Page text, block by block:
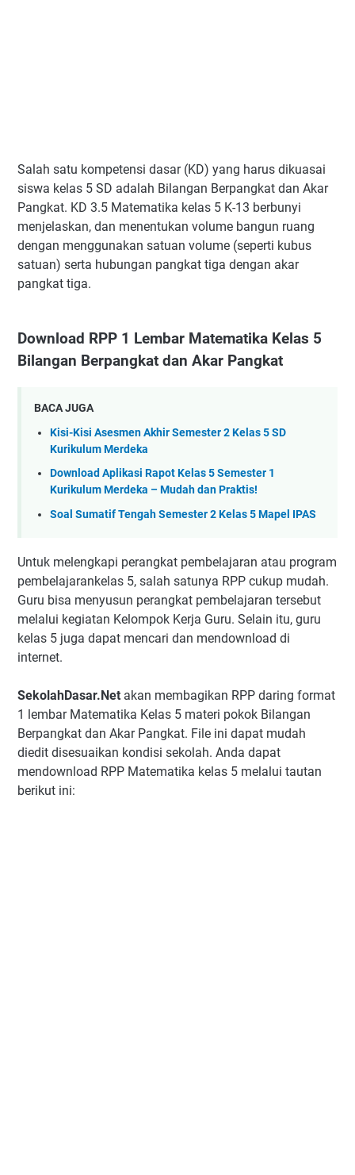
Salah satu kompetensi dasar (KD) yang harus dikuasai
siswa kelas 5 SD adalah Bilangan Berpangkat dan Akar
Pangkat. KD 3.5 Matematika kelas 5 K-13 berbunyi
menjelaskan, dan menentukan volume bangun ruang
dengan menggunakan satuan volume (seperti kubus
satuan) serta hubungan pangkat tiga dengan akar
pangkat tiga.
Download RPP 1 Lembar Matematika Kelas 5
Bilangan Berpangkat dan Akar Pangkat
BACA JUGA
Kisi-Kisi Asesmen Akhir Semester 2 Kelas 5 SD
Kurikulum Merdeka
Download Aplikasi Rapot Kelas 5 Semester 1
Kurikulum Merdeka – Mudah dan Praktis!
Soal Sumatif Tengah Semester 2 Kelas 5 Mapel IPAS
Untuk melengkapi perangkat pembelajaran atau program
pembelajarankelas 5, salah satunya RPP cukup mudah.
Guru bisa menyusun perangkat pembelajaran tersebut
melalui kegiatan Kelompok Kerja Guru. Selain itu, guru
kelas 5 juga dapat mencari dan mendownload di
internet.
SekolahDasar.Net akan membagikan RPP daring format
1 lembar Matematika Kelas 5 materi pokok Bilangan
Berpangkat dan Akar Pangkat. File ini dapat mudah
diedit disesuaikan kondisi sekolah. Anda dapat
mendownload RPP Matematika kelas 5 melalui tautan
berikut ini: